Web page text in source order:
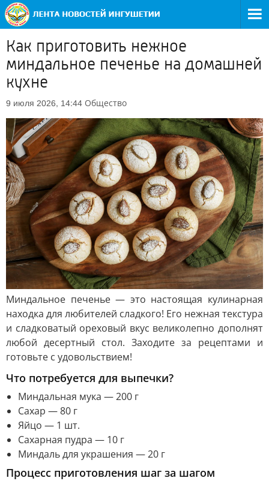
Как приготовить нежное
миндальное печенье на домашней
кухне
9 июля 2026, 14:44 Общество
Миндальное печенье — это настоящая кулинарная
находка для любителей сладкого! Его нежная текстура
и сладковатый ореховый вкус великолепно дополнят
любой десертный стол. Заходите за рецептами и
готовьте с удовольствием!
Что потребуется для выпечки?
Миндальная мука — 200 г
Сахар — 80 г
Яйцо — 1 шт.
Сахарная пудра — 10 г
Миндаль для украшения — 20 г
Процесс приготовления шаг за шагом